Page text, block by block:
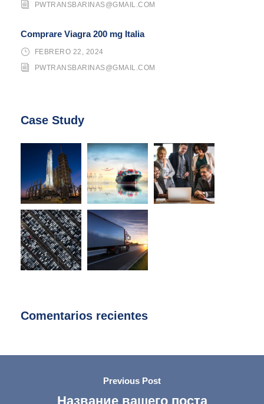
PWTRANSBARINAS@GMAIL.COM
Comprare Viagra 200 mg Italia
FEBRERO 22, 2024
PWTRANSBARINAS@GMAIL.COM
Case Study
Comentarios recientes
Previous Post
Название вашего поста